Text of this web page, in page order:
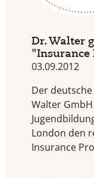
Dr. Walter
"Insurance
03.09.2012
Der
Walter
London den
Insurance